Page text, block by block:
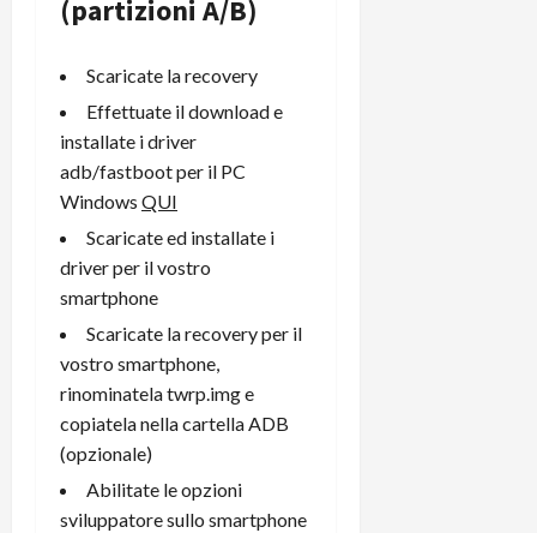
(partizioni A/B)
Scaricate la recovery
Effettuate il download e
installate i driver
adb/fastboot per il PC
Windows QUI
Scaricate ed installate i
driver per il vostro
smartphone
Scaricate la recovery per il
vostro smartphone,
rinominatela twrp.img e
copiatela nella cartella ADB
(opzionale)
Abilitate le opzioni
sviluppatore sullo smartphone